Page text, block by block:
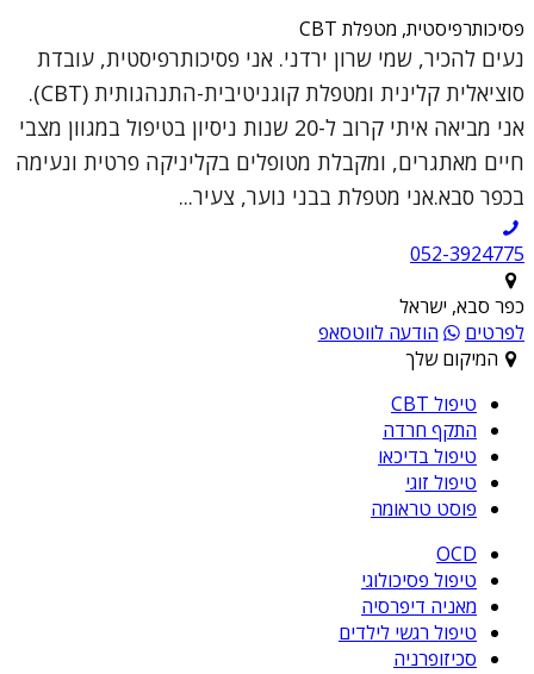
פסיכותרפיסטית, מטפלת CBT
נעים להכיר, שמי שרון ירדני. אני פסיכותרפיסטית, עובדת
סוציאלית קלינית ומטפלת קוגניטיבית-התנהגותית (CBT).
אני מביאה איתי קרוב ל-20 שנות ניסיון בטיפול במגוון מצבי
חיים מאתגרים, ומקבלת מטופלים בקליניקה פרטית ונעימה
בכפר סבא.אני מטפלת בבני נוער, צעיר...
052-3924775
כפר סבא, ישראל
לפרטים
הודעה לווטסאפ
המיקום שלך
טיפול CBT
התקף חרדה
טיפול בדיכאו
טיפול זוגי
פוסט טראומה
OCD
טיפול פסיכולוגי
מאניה דיפרסיה
טיפול רגשי לילדים
סכיזופרניה